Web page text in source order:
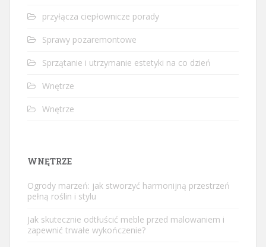
przyłącza ciepłownicze porady
Sprawy pozaremontowe
Sprzątanie i utrzymanie estetyki na co dzień
Wnętrze
Wnętrze
WNĘTRZE
Ogrody marzeń: jak stworzyć harmonijną przestrzeń
pełną roślin i stylu
Jak skutecznie odtłuścić meble przed malowaniem i
zapewnić trwałe wykończenie?